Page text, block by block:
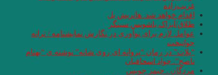
غریب‌زاده
اقدام خواهد شد. هانریش بل
طلاق/آیزاک باشویس سینگر
عوامل لازم برای نوآوری در نگارش نمایشنامه / ترانه
جوانبخت
“پلات” در رمان “پروانه ای روی شانه” نوشته ی “بهنام
ناصح”. جواد اسحاقیان
مردگان . حیمز جویس